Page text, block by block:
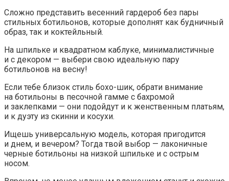
Сложно представить весенний гардероб без пары
стильных ботильонов, которые дополнят как будничный
образ, так и коктейльный.
На шпильке и квадратном каблуке, минималистичные
и с декором — выбери свою идеальную пару
ботильонов на весну!
Если тебе близок стиль бохо-шик, обрати внимание
на ботильоны в песочной гамме с бахромой
и заклепками — они подойдут и к женственным платьям,
и к дуэту из скинни и косухи.
Ищешь универсальную модель, которая пригодится
и днем, и вечером? Тогда твой выбор — лаконичные
черные ботильоны на низкой шпильке и с острым
носом.